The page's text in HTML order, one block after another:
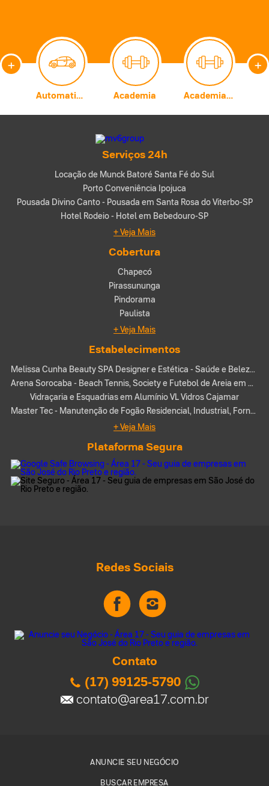
+
Automatização Comercial Academia Academia de Artes Marciais
+
Serviços 24h
Locação de Munck Batoré Santa Fé do Sul
Porto Conveniência Ipojuca
Pousada Divino Canto - Pousada em Santa Rosa do Viterbo-SP
Hotel Rodeio - Hotel em Bebedouro-SP
+ Veja Mais
Cobertura
Chapecó
Pirassununga
Pindorama
Paulista
+ Veja Mais
Estabelecimentos
Melissa Cunha Beauty SPA Designer e Estética - Saúde e Beleza em Araxá-MG
Arena Sorocaba - Beach Tennis, Society e Futebol de Areia em São José do Rio Preto-SP
Vidraçaria e Esquadrias em Alumínio VL Vidros Cajamar
Master Tec - Manutenção de Fogão Residencial, Industrial, Forno a gás e Chapa - Instalação e Manutenção em Cedral-SP
+ Veja Mais
Plataforma Segura
Redes Sociais
Contato
(17) 99125-5790
contato@area17.com.br
ANUNCIE SEU NEGÓCIO
BUSCAR EMPRESA